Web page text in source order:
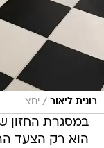
רונית ליאור / יחצ
הוא רק הצעד